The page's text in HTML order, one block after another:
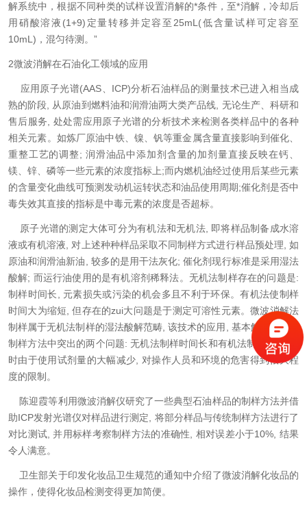
解系统中，根据不同种类的试样设置消解的*条件，至*消解，冷却后
用硝酸溶液(1+9)定量转移并定容至25mL(低含量试样可定容至
10mL)，混匀待测。”
2微波消解在石油化工领域的应用
应用原子光谱(AAS、ICP)分析石油样品的测量技术已进入相当成
熟的阶段, 从原油到燃料油和润滑油两大类产品线, 无论生产、科研和
售后服务, 处处需应用原子光谱的分析技术来检测各类样品中的各种
相关元素。如炼厂原油中铁、镍、钒等重金属含量直接影响到催化、
重整工艺的调整; 润滑油品中添加剂含量的加剂量直接反映在钙、
镁、锌、磷等一些元素的浓度指标上;而内燃机油经过使用后某些元素
的含量变化曲线可预测发动机运转状态和油品使用周期;催化剂是否中
毒失效其直接的指标是中毒元素的浓度是否超标。
原子光谱的测定大体可分为有机法和无机法, 即将样品制备成水溶
液或有机溶液, 对上述种种样品采取不同制样方式进行样品预处理, 如
原油和润滑油新油, 较多的是用干法灰化; 催化剂现行标准是采用湿法
酸解; 而运行油使用的是有机溶剂稀释法。无机法制样存在的问题是:
制样时间长, 元素损失或污染的机会多且不利于环保。有机法使制样
时间大为缩短, 但存在的zui大问题是于测定可溶性元素。微波消解法
制样属于无机法制样的湿法酸解范畴, 该技术的应用, 基本解决了传统
制样方法中突出的两个问题: 无机法制样时间长和有机法制样不*。同
时由于使用试剂量的大幅减少, 对操作人员和环境的危害得到很大程
度的限制。
陈迎霞等利用微波消解仪研究了一些典型石油样品的制样方法并借
助ICP发射光谱仪对样品进行测定, 将部分样品与传统制样方法进行了
对比测试, 并用标样考察制样方法的准确性, 相对误差小于10%, 结果
令人满意。
卫生部关于印发化妆品卫生规范的通知中介绍了微波消解化妆品的
操作，使得化妆品检测变得更加简便。